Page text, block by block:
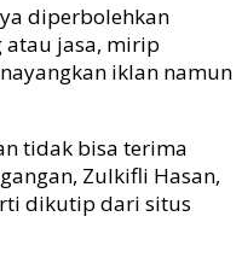
diperbolehkan
jasa, mirip
iklan namun
tidak bisa terima
Zulkifli Hasan,
dikutip dari situs